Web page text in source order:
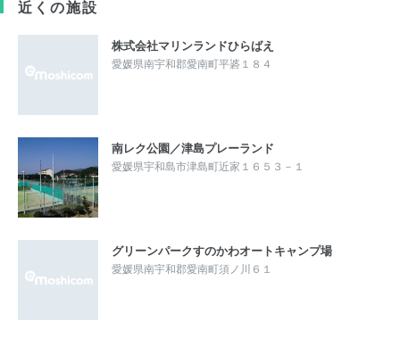
近くの施設
株式会社マリンランドひらばえ
愛媛県南宇和郡愛南町平碆１８４
南レク公園／津島プレーランド
愛媛県宇和島市津島町近家１６５３－１
グリーンパークすのかわオートキャンプ場
愛媛県南宇和郡愛南町須ノ川６１